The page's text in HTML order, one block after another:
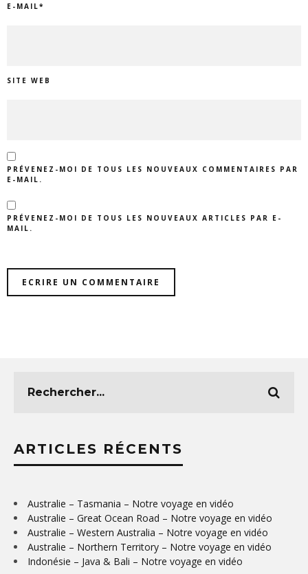
E-MAIL*
SITE WEB
PRÉVENEZ-MOI DE TOUS LES NOUVEAUX COMMENTAIRES PAR
E-MAIL.
PRÉVENEZ-MOI DE TOUS LES NOUVEAUX ARTICLES PAR E-
MAIL.
ARTICLES RÉCENTS
Australie – Tasmania – Notre voyage en vidéo
Australie – Great Ocean Road – Notre voyage en vidéo
Australie – Western Australia – Notre voyage en vidéo
Australie – Northern Territory – Notre voyage en vidéo
Indonésie – Java & Bali – Notre voyage en vidéo